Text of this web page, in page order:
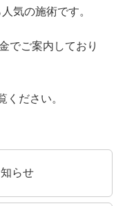
気の施術です。
でご案内しており
ください。
らせ